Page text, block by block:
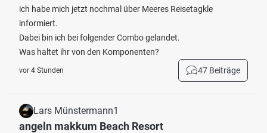
ich habe mich jetzt nochmal über Meeres Reisetagkle
informiert.
Dabei bin ich bei folgender Combo gelandet.
Was haltet ihr von den Komponenten?
vor 4 Stunden 47 Beiträge
Lars Münstermann1
angeln makkum Beach Resort